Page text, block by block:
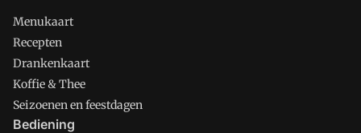
Menukaart
Recepten
Drankenkaart
Koffie & Thee
Seizoenen en feestdagen
Bediening